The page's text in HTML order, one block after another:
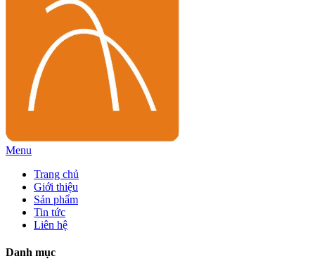
Menu
Trang chủ
Giới thiệu
Sản phẩm
Tin tức
Liên hệ
Danh mục